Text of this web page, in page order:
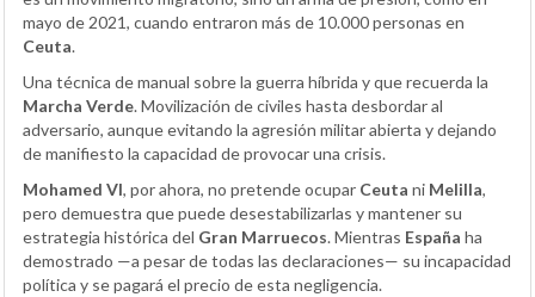
mayo de 2021, cuando entraron más de 10.000 personas en
Ceuta.
Una técnica de manual sobre la guerra híbrida y que recuerda la
Marcha Verde. Movilización de civiles hasta desbordar al
adversario, aunque evitando la agresión militar abierta y dejando
de manifiesto la capacidad de provocar una crisis.
Mohamed VI, por ahora, no pretende ocupar Ceuta ni Melilla,
pero demuestra que puede desestabilizarlas y mantener su
estrategia histórica del Gran Marruecos. Mientras España ha
demostrado —a pesar de todas las declaraciones— su incapacidad
política y se pagará el precio de esta negligencia.